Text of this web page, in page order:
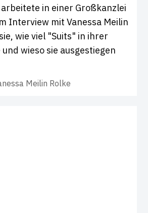
arbeitete in einer Großkanzlei
Interview mit Vanessa Meilin
wie viel "Suits" in ihrer
wieso sie ausgestiegen
Meilin Rolke